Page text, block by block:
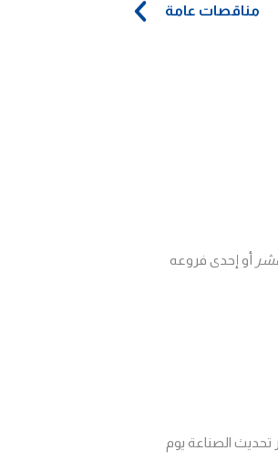
مناقصات عامة
أو إحدى فروعه
الصناعة يوم